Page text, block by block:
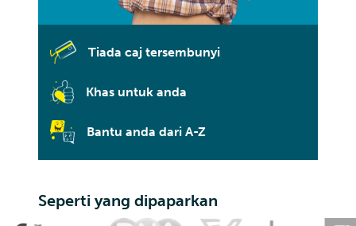
Tiada caj tersembunyi
Khas untuk anda
Bantu anda dari A-Z
Seperti yang dipaparkan